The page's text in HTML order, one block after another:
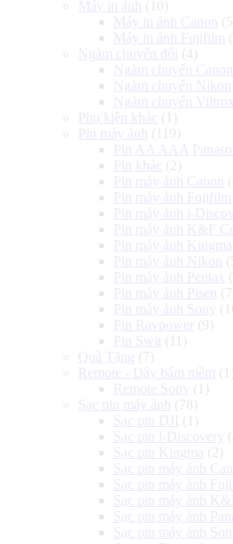
Máy in ảnh
(10)
Máy in ảnh Canon
Máy in ảnh Fujifilm
Ngàm chuyển đổi (4)
Ngàm chuyển Canon
Ngàm chuyển Nikon
Ngàm chuyển Viltrox
Phụ kiện khác (1)
Pin máy ảnh
(119)
Pin AA AAA
Pin khác (2)
Pin máy ảnh Canon
Pin máy ảnh Fujifilm
Pin máy ảnh i-
Pin máy ảnh K&F
Pin máy ảnh Kingma
Pin máy ảnh Nikon
Pin máy ảnh Pentax
Pin máy ảnh Pisen
Pin máy ảnh Sony
Pin Ravpower
(9)
Pin Swit (11)
Quà Tặng (7)
Remote - Dây bấm mềm (1)
Remote Sony (1)
Sạc pin máy ảnh
(78)
Sạc pin DJI (1)
Sạc pin i-Discovery
Sạc pin Kingma (2)
Sạc pin máy ảnh
Sạc pin máy ảnh
Sạc pin máy ảnh
Sạc pin máy ảnh
Sạc pin máy ảnh